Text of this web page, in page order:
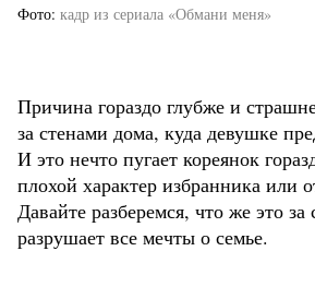
Фото кадр из сериала «Обмани меня»
Причина гораздо глубже и
за стенами дома, куда девушке
И это нечто пугает кореянок
плохой характер избранника или
Давайте разберемся, что же это за
разрушает все мечты о семье.